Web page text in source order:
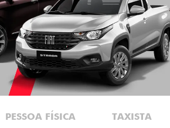
PESSOA FÍSICA TAXISTA